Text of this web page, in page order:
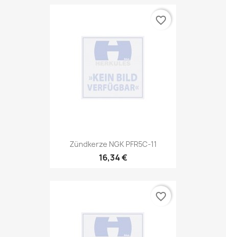
Zündkerze NGK PFR5C-11
16,34 €
favorite_border
favorite_border